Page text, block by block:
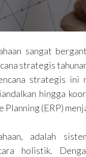
sangat
strategis
strategis ini
hingga
(ERP)
adalah
holistik.